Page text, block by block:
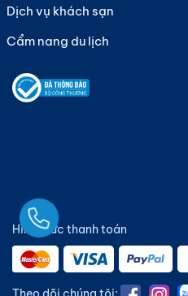
Dịch vụ khách sạn
Cẩm nang du lịch
Hình thức thanh toán